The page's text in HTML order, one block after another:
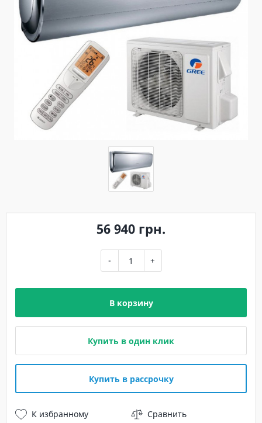
56 940 грн.
- +
В корзину
Купить в один клик
Купить в рассрочку
К избранному Сравнить